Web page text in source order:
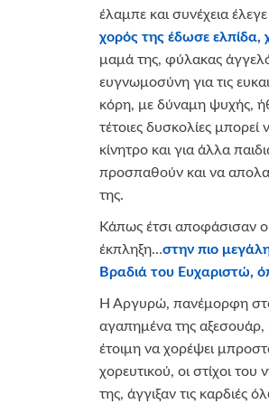
έλαμπε και συνέχεια έλεγε
χορός της έδωσε ελπίδα,
μαμά της, φύλακας
ευγνωμοσύνη για τις
κόρη, με δύναμη ψυχής,
τέτοιες δυσκολίες μπορεί
κίνητρο και για άλλα
προσπαθούν και να
της.
Κάπως έτσι αποφάσισαν
έκπληξη…στην πιο
Βραδιά του Ευχαριστώ,
Η Αργυρώ, πανέμορφη στο
αγαπημένα της αξεσουάρ,
έτοιμη να χορέψει
χορευτικού, οι στίχοι
της, άγγιξαν τις καρδιές